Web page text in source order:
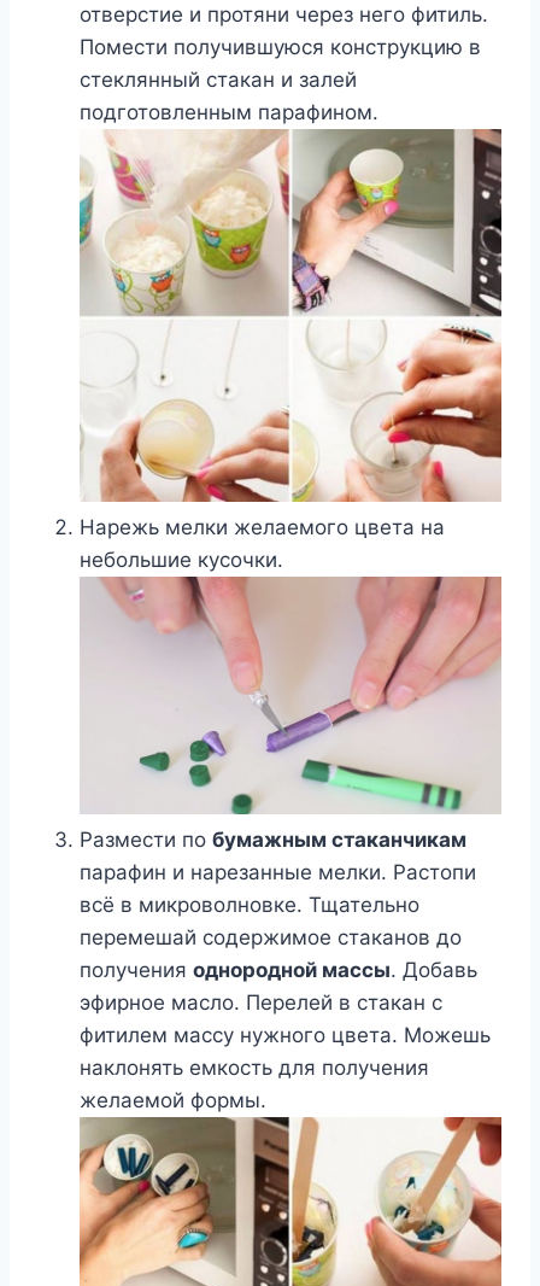
отверстие и протяни через него фитиль.
Помести получившуюся конструкцию в
стеклянный стакан и залей
подготовленным парафином.
Нарежь мелки желаемого цвета на
небольшие кусочки.
Размести по бумажным стаканчикам
парафин и нарезанные мелки. Растопи
всё в микроволновке. Тщательно
перемешай содержимое стаканов до
получения однородной массы. Добавь
эфирное масло. Перелей в стакан с
фитилем массу нужного цвета. Можешь
наклонять емкость для получения
желаемой формы.